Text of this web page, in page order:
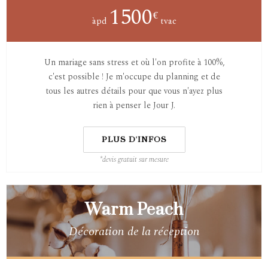
àpd 1500€ tvac
Un mariage sans stress et où l'on profite à 100%,
c'est possible ! Je m'occupe du planning et de
tous les autres détails pour que vous n'ayez plus
rien à penser le Jour J.
PLUS D'INFOS
*devis gratuit sur mesure
Warm Peach
Décoration de la réception